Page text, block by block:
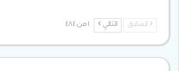
السابق التالي